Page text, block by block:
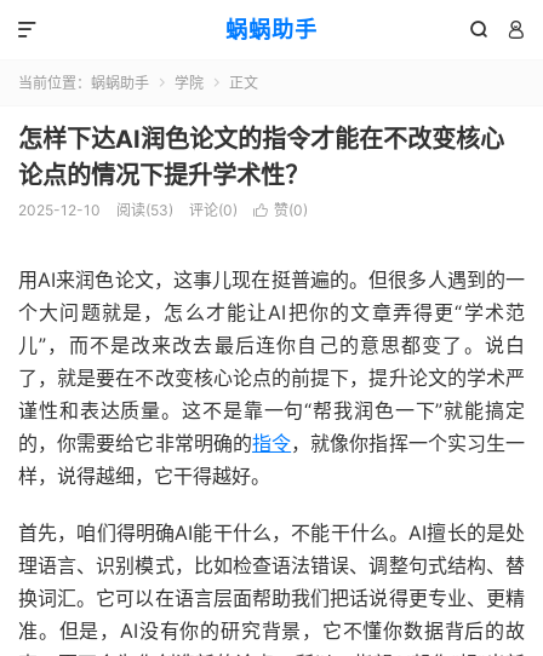
蜗蜗助手  

当前位置： 蜗蜗助手  学院  正文
怎样下达AI润色论文的指令才能在不改变核心
论点的情况下提升学术性？
2025-12-10 阅读(53) 评论(0)  赞(0)
用AI来润色论文，这事儿现在挺普遍的。但很多人遇到的一
个大问题就是，怎么才能让AI把你的文章弄得更“学术范
儿”，而不是改来改去最后连你自己的意思都变了。说白
了，就是要在不改变核心论点的前提下，提升论文的学术严
谨性和表达质量。这不是靠一句“帮我润色一下”就能搞定
的，你需要给它非常明确的指令，就像你指挥一个实习生一
样，说得越细，它干得越好。
首先，咱们得明确AI能干什么，不能干什么。AI擅长的是处
理语言、识别模式，比如检查语法错误、调整句式结构、替
换词汇。它可以在语言层面帮助我们把话说得更专业、更精
准。但是，AI没有你的研究背景，它不懂你数据背后的故